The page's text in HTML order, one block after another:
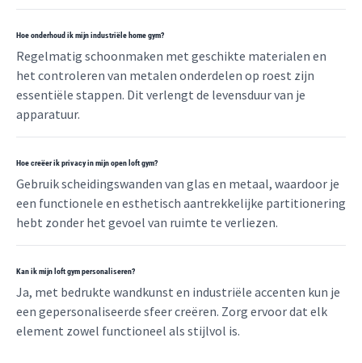
Hoe onderhoud ik mijn industriële home gym?
Regelmatig schoonmaken met geschikte materialen en
het controleren van metalen onderdelen op roest zijn
essentiële stappen. Dit verlengt de levensduur van je
apparatuur.
Hoe creëer ik privacy in mijn open loft gym?
Gebruik scheidingswanden van glas en metaal, waardoor je
een functionele en esthetisch aantrekkelijke partitionering
hebt zonder het gevoel van ruimte te verliezen.
Kan ik mijn loft gym personaliseren?
Ja, met bedrukte wandkunst en industriële accenten kun je
een gepersonaliseerde sfeer creëren. Zorg ervoor dat elk
element zowel functioneel als stijlvol is.